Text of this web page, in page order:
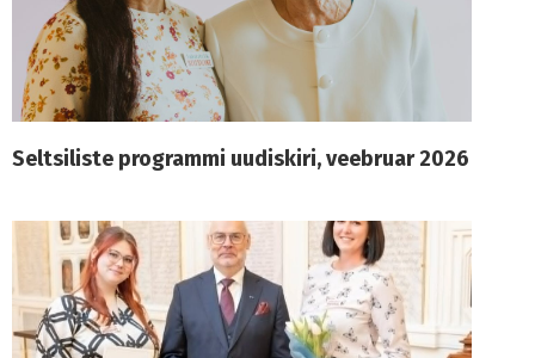
Seltsiliste programmi uudiskiri, veebruar 2026